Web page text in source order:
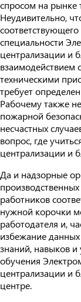
спросом на рынке
Неудивительно,
специальности
централизации и
техническими
требует
Рабочему также
пожарной
несчастных
вопрос, где
централизации и
Да и надзорные
работников
нужной корочки
работодателя и,
избежание
знаний, навыков
обучения
централизации и
центре.